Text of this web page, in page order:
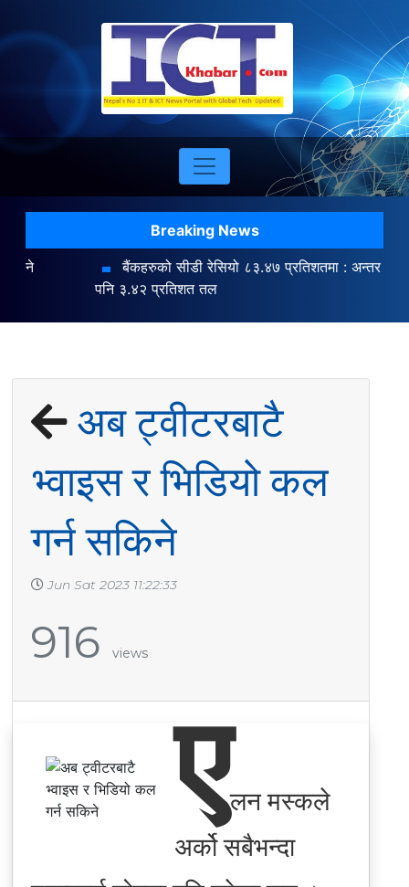
Breaking News
बैंकहरुको सीडी रेसियो ८३.४७ प्रतिशतमा : अन्तर बैंक ब्याजदर
पनि ३.४२ प्रतिशत तल
अब ट्वीटरबाटै
भ्वाइस र भिडियो कल
गर्न सकिने
Jun Sat 2023 11:22:33
916 views
एलन मस्कले
अर्को सबैभन्दा